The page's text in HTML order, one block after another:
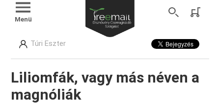
Menü
Túri Eszter
Liliomfák, vagy más néven a
magnóliák